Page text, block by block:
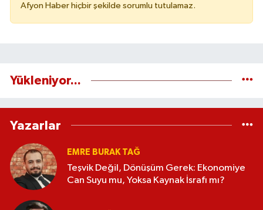
Afyon Haber hiçbir şekilde sorumlu tutulamaz.
Yükleniyor...
Yazarlar
EMRE BURAK TAĞ
Teşvik Değil, Dönüşüm Gerek: Ekonomiye
Can Suyu mu, Yoksa Kaynak İsrafı mı?